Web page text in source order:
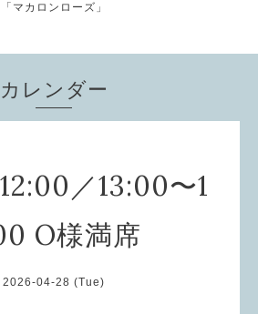
「マカロンローズ」
カレンダー
／13:00〜1
O様満席
2026-04-28 (Tue)